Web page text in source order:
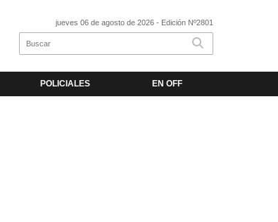
jueves 06 de agosto de 2026 - Edición Nº2801
POLICIALES EN OFF